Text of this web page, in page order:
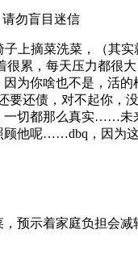
勿盲目迷信
上摘菜洗菜，（其
很累，每天压力都很
因为你啥也不是，活
要还债，对不起你
一切都那么真实……
他呢……dbq，因为
预示着家庭负担会